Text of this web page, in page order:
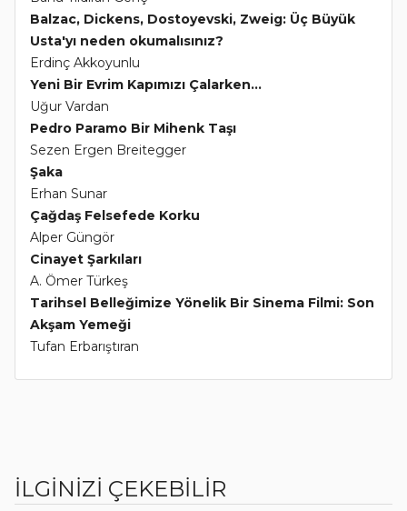
Balzac, Dickens, Dostoyevski, Zweig: Üç Büyük
Usta'yı neden okumalısınız?
Erdinç Akkoyunlu
Yeni Bir Evrim Kapımızı Çalarken...
Uğur Vardan
Pedro Paramo Bir Mihenk Taşı
Sezen Ergen Breitegger
Şaka
Erhan Sunar
Çağdaş Felsefede Korku
Alper Güngör
Cinayet Şarkıları
A. Ömer Türkeş
Tarihsel Belleğimize Yönelik Bir Sinema Filmi: Son
Akşam Yemeği
Tufan Erbarıştıran
İLGİNİZİ ÇEKEBİLİR